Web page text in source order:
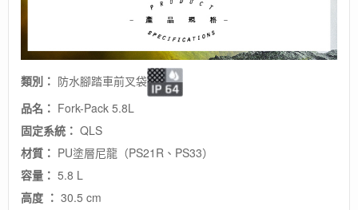
類別： 防水腳踏車前叉袋
品名： Fork-Pack 5.8L
固定系統： QLS
材質： PU塗層尼龍（PS21R、PS33）
容量： 5.8 L
高度 ： 30.5 cm